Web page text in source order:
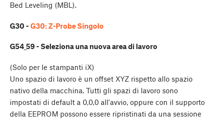
Bed Leveling (MBL).
G30 -G30: Z-Probe Singolo
G54_59 - Seleziona una nuova area di lavoro
(Solo per le stampanti iX)
Uno spazio di lavoro è un offset XYZ rispetto allo spazio
nativo della macchina. Tutti gli spazi di lavoro sono
impostati di default a 0,0,0 all'avvio, oppure con il supporto
della EEPROM possono essere ripristinati da una sessione